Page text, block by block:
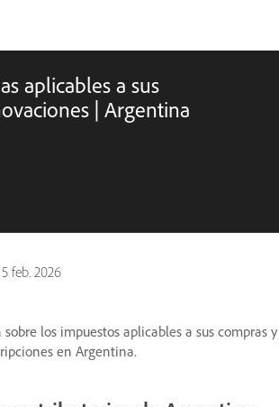
aplicables a sus
| Argentina
5 feb. 2026
los impuestos aplicables a sus compras y
en Argentina.